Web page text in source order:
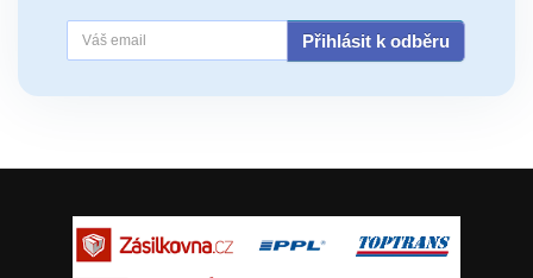
Přihlásit k odběru